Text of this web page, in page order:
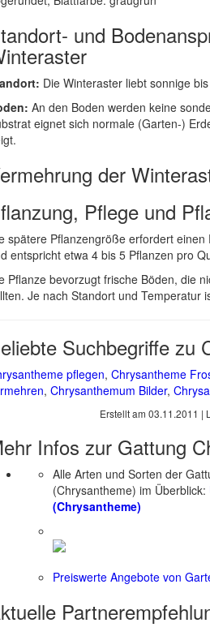
und
Die Winteraster liebt sonnige
An den Boden werden keine
eignet sich normale (Garten-)
der
Pflege und
spätere Pflanzengröße erfordert
entspricht etwa 4 bis 5 Pflanzen pro
Pflanze bevorzugt frische Böden, die
Je nach Standort und Temperatur
Suchbegriffe zu
pflegen, Chrysantheme
, Chrysanthemum Bilder,
Erstellt am 03.11.2011 |
Infos zur Gattung
Alle Arten und Sorten der
(Chrysantheme) im Überblick:
(Chrysantheme)
Preiswerte Angebote von